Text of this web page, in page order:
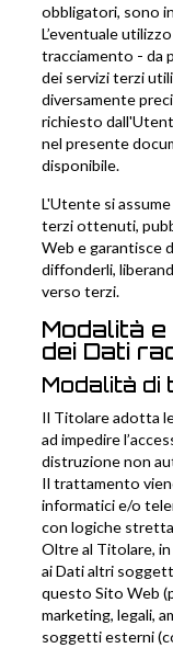
obbligatori, sono
L’eventuale
tracciamento - da
dei servizi terzi
diversamente
richiesto
nel presente
disponibile.
L'Utente si
terzi ottenuti,
Web e garantisce
diffonderli,
verso terzi.
Modalità
dei Dati
Modalità di
Il Titolare adotta
ad impedire
distruzione non
Il trattamento
informatici e/o
con logiche
Oltre al Titolare,
ai Dati altri
questo Sito Web
marketing, legali,
soggetti esterni